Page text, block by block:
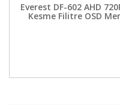
Everest DF-602 AHD
Kesme Filitre OSD